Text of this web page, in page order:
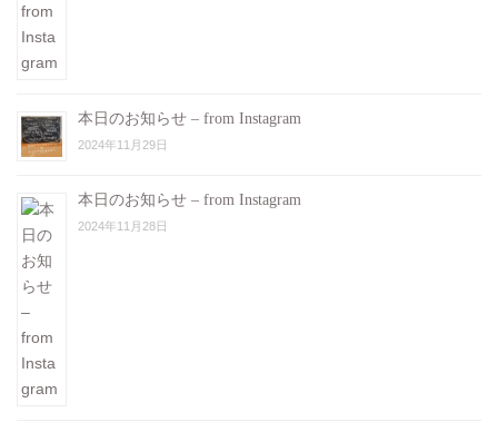
本日のお知らせ – from Instagram
2024年11月29日
本日のお知らせ – from Instagram
2024年11月28日